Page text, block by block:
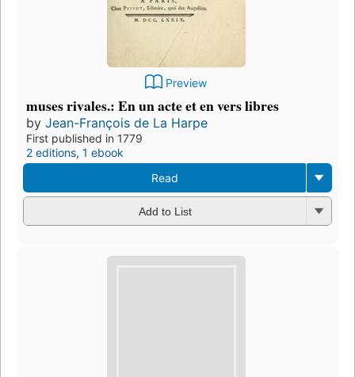
Preview
muses rivales.: En un acte et en vers libres
by Jean-François de La Harpe
First published in 1779
2 editions, 1 ebook
Read
Add to List